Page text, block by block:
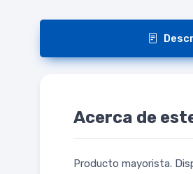
Acerca de
Producto mayorista.